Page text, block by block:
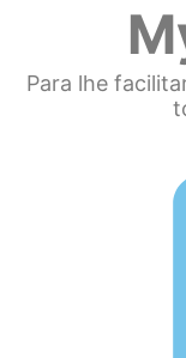
Para lhe